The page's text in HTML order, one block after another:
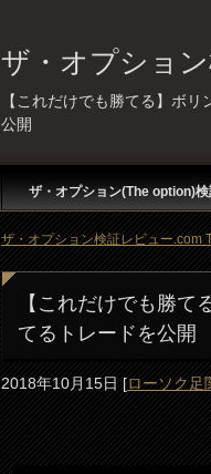
ザ・オプショ
【これだけでも勝てる】ボ
公開
ザ・オプション(The option)
ザ・オプション検証レビュー.com
【これだけでも勝
てるトレードを公開
2018年10月15日[ローソク足